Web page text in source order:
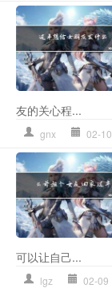
友的关心程...
gnx 02-10
可以让自己...
lgz 02-09